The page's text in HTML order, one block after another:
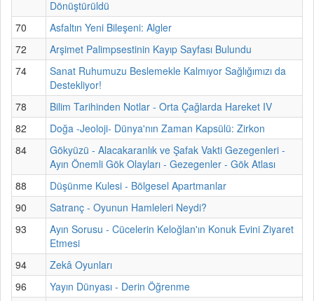
Dönüştürüldü
70
Asfaltın Yeni Bileşeni: Algler
72
Arşimet Palimpsestinin Kayıp Sayfası Bulundu
74
Sanat Ruhumuzu Beslemekle Kalmıyor Sağlığımızı da
Destekliyor!
78
Bilim Tarihinden Notlar - Orta Çağlarda Hareket IV
82
Doğa -Jeoloji- Dünya'nın Zaman Kapsülü: Zirkon
84
Gökyüzü - Alacakaranlık ve Şafak Vakti Gezegenleri -
Ayın Önemli Gök Olayları - Gezegenler - Gök Atlası
88
Düşünme Kulesi - Bölgesel Apartmanlar
90
Satranç - Oyunun Hamleleri Neydi?
93
Ayın Sorusu - Cücelerin Keloğlan'ın Konuk Evini Ziyaret
Etmesi
94
Zekâ Oyunları
96
Yayın Dünyası - Derin Öğrenme